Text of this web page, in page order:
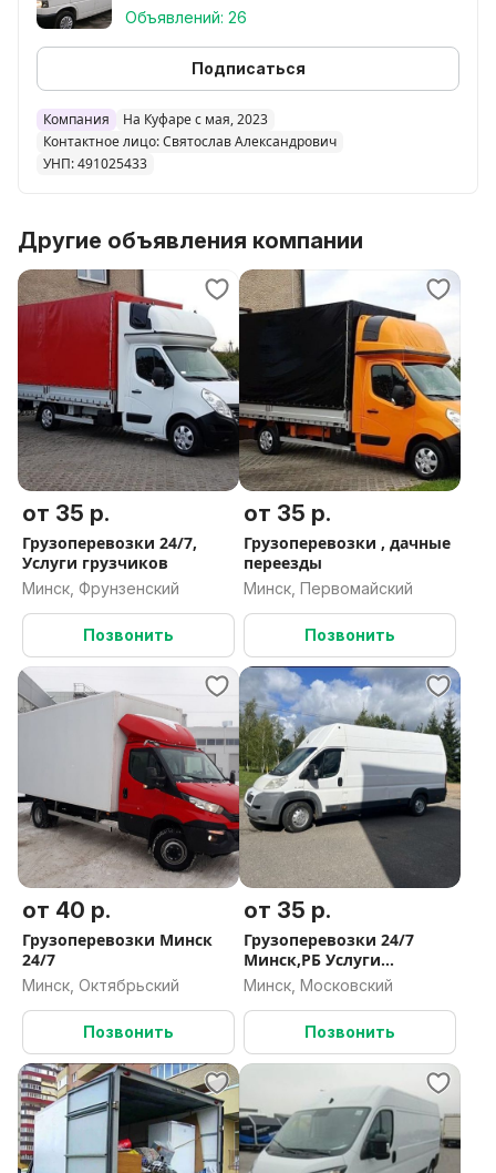
ЕСЛИ ВАМ НЕ УДОБНО ОСТАВЛЯТЬ СООБЩЕНИЯ,
ЗВОНИТЕ ПО ТЕЛЕФОНУ, УКАЗАННОМУ В
-----------------------------------------------------------
------------
У нас имеются авто от 5м3 до 40м3.
С грузоподъёмностью от 1кг до 5тонн.
-Переезд в любую точку РБ
-Квартирый переезд
-Офисный переезд
-Дачный переезд
-Перевозку вещей
-Перевозку ДИВАНА
-Перевозку ХОЛОДИЛЬНИКА
-Перевозку аквариумов
-Доставка стройматериалов
-Вывоз мебели и старой техники на свалку
-Вывоз строительного мусора
Самые честные цены!!!
(Цена соответствует качеству выполненых работ).
Предоставляем быстрое и качественное
обслуживание.
-----------------------------------------------------------
----------
Перевезти диван
Перевозка дивана
Доставка дивана
Перевозка стиральной машины
Доставка стиральной машины
Перевезти стиральную машину
Перевозка шкафа
Доставка шкафа
Перевезти шкаф
Вывоз мусора
Вывоз строительного мусора
Вывезти старую мебель
Утилизация мебели
Утилизация старой мебели
Вывоз старой мебели
Перевозка стройматериалов
Доставка стройматериалов
Перевезти стройматериал
Перевозка холодильника
Объявлений: 26
Подписаться
Компания
На Куфаре с мая, 2023
Контактное лицо: Святослав Александрович
УНП: 491025433
Другие объявления компании
от 35 р.
Грузоперевозки 24/7,
Услуги грузчиков
Минск, Фрунзенский
Позвонить
от 35 р.
Грузоперевозки , дачные
переезды
Минск, Первомайский
Позвонить
от 40 р.
Грузоперевозки Минск
24/7
Минск, Октябрьский
Позвонить
от 35 р.
Грузоперевозки 24/7
Минск,РБ Услуги
грузчиков
Минск, Московский
Позвонить